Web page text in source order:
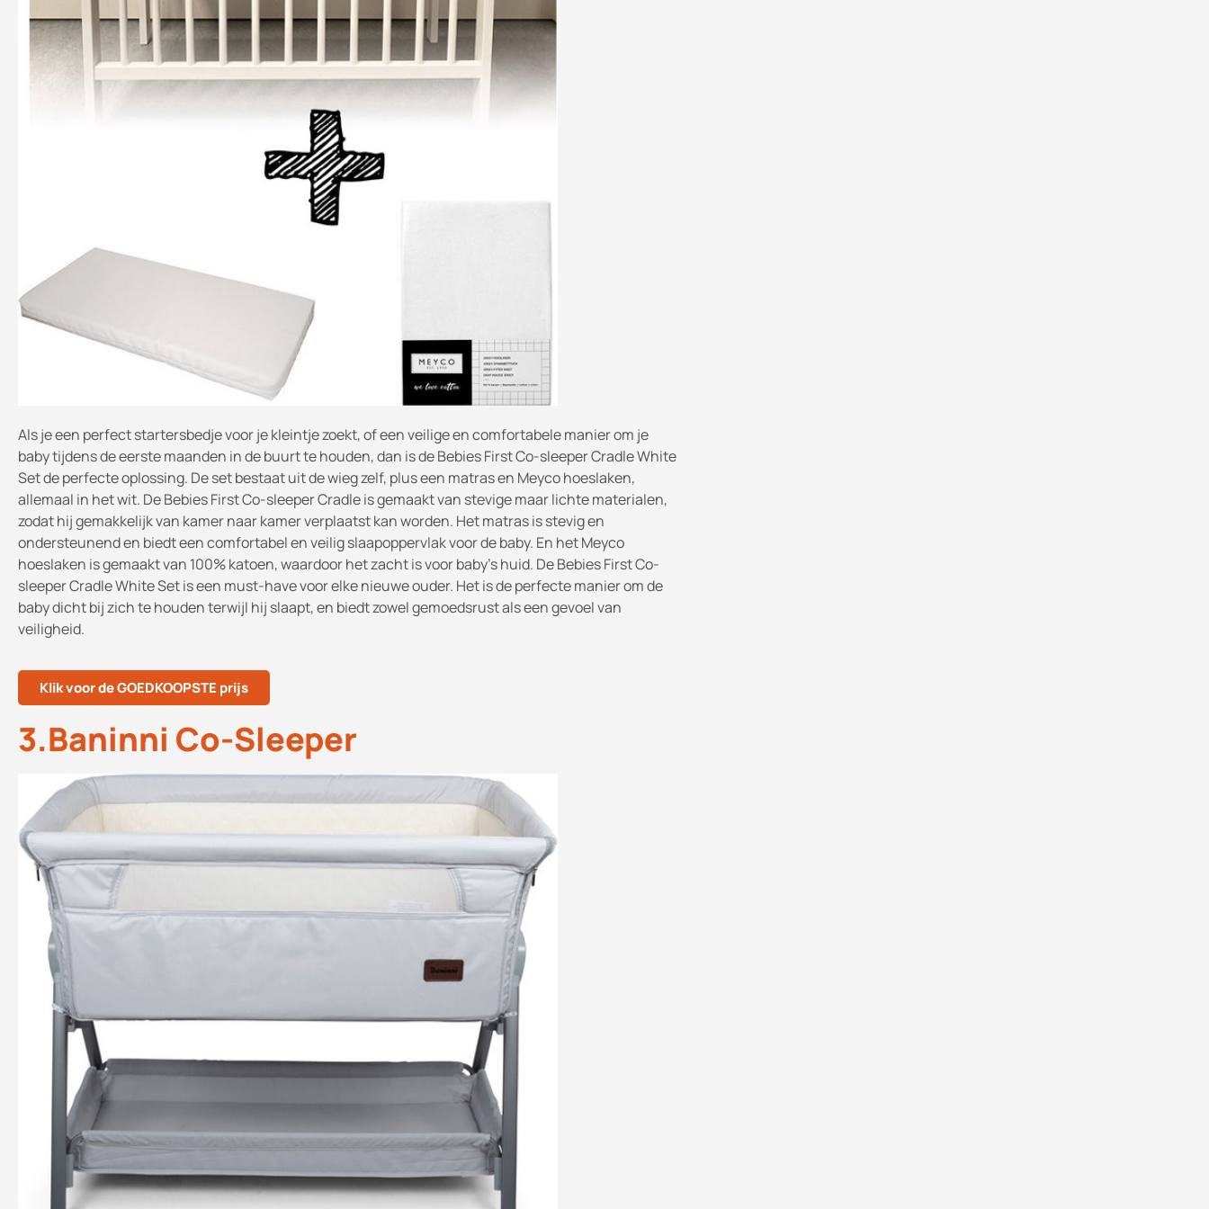
Als je een perfect startersbedje voor je kleintje zoekt, of een veilige en comfortabele manier om je
baby tijdens de eerste maanden in de buurt te houden, dan is de Bebies First Co-sleeper Cradle White
Set de perfecte oplossing. De set bestaat uit de wieg zelf, plus een matras en Meyco hoeslaken,
allemaal in het wit. De Bebies First Co-sleeper Cradle is gemaakt van stevige maar lichte materialen,
zodat hij gemakkelijk van kamer naar kamer verplaatst kan worden. Het matras is stevig en
ondersteunend en biedt een comfortabel en veilig slaapoppervlak voor de baby. En het Meyco
hoeslaken is gemaakt van 100% katoen, waardoor het zacht is voor baby's huid. De Bebies First Co-
sleeper Cradle White Set is een must-have voor elke nieuwe ouder. Het is de perfecte manier om de
baby dicht bij zich te houden terwijl hij slaapt, en biedt zowel gemoedsrust als een gevoel van
veiligheid.
Klik voor de GOEDKOOPSTE prijs
3.Baninni Co-Sleeper